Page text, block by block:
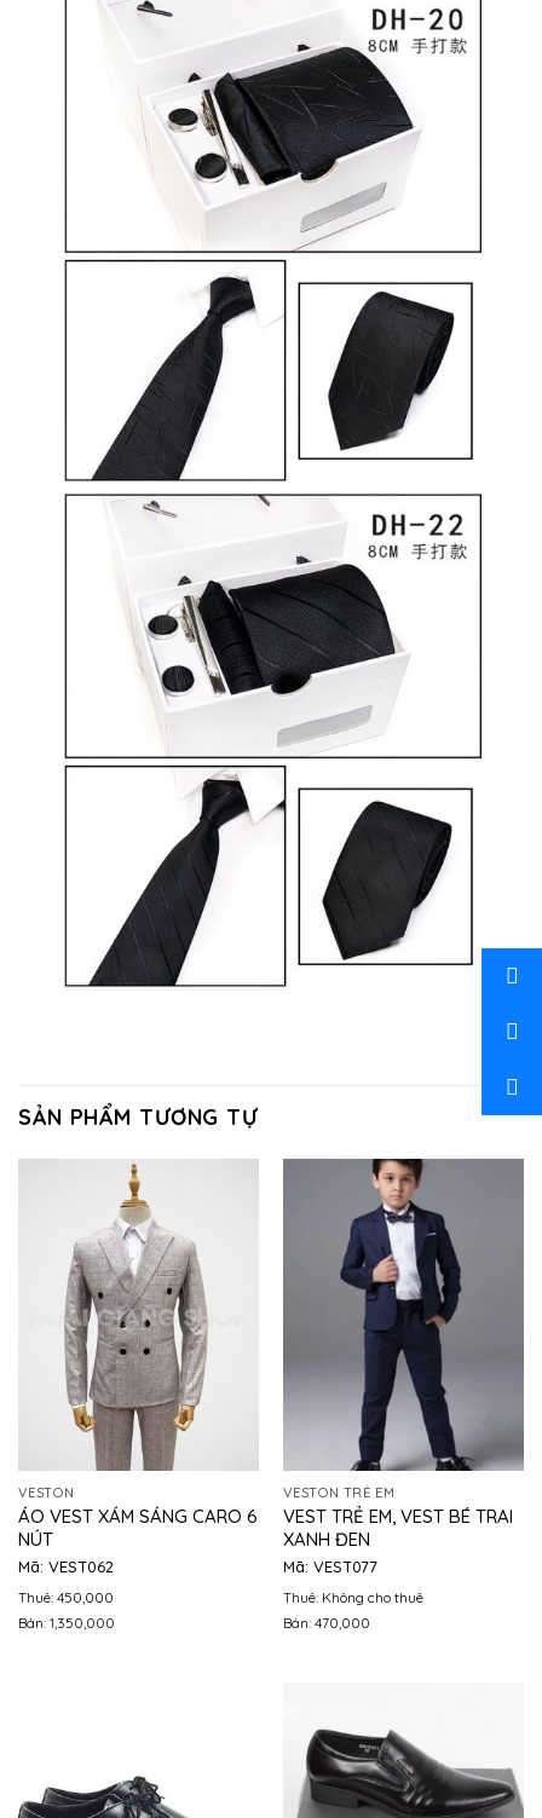
SẢN PHẨM TƯƠNG TỰ
VESTON
ÁO VEST XÁM SÁNG CARO 6
NÚT
Mã: VEST062
Thuê: 450,000
Bán: 1,350,000
VESTON TRẺ EM
VEST TRẺ EM, VEST BÉ TRAI
XANH ĐEN
Mã: VEST077
Thuê: Không cho thuê
Bán: 470,000